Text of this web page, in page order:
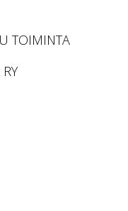
TOIMINTA